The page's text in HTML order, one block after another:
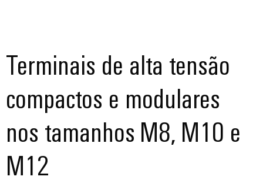
Terminais de alta tensão
compactos e modulares
nos tamanhos M8, M10 e
M12